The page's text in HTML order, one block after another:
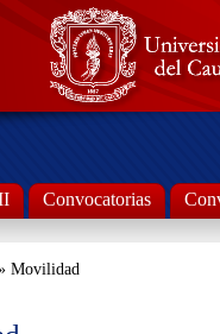
Convocatorias
Movilidad